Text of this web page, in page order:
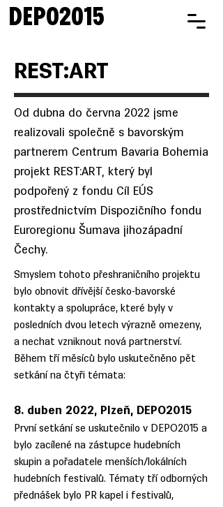
DEPO2015
REST:ART
Od dubna do června 2022 jsme
realizovali společně s bavorským
partnerem Centrum Bavaria Bohemia
projekt REST:ART, který byl
podpořený z fondu Cíl EÚS
prostřednictvím Dispozičního fondu
Euroregionu Šumava jihozápadní
Čechy.
Smyslem tohoto přeshraničního projektu
bylo obnovit dřívější česko-bavorské
kontakty a spolupráce, které byly v
posledních dvou letech výrazně omezeny,
a nechat vzniknout nová partnerství.
Během tří měsíců bylo uskutečněno pět
setkání na čtyři témata:
8. duben 2022, Plzeň, DEPO2015
První setkání se uskutečnilo v DEPO2015 a
bylo zacílené na zástupce hudebních
skupin a pořadatele menších/lokálních
hudebních festivalů. Tématy tří odborných
přednášek bylo PR kapel i festivalů,